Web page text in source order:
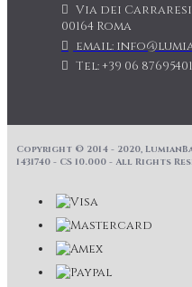
Via dei Carraresi,
00164 Roma
email:
Tel: +39 06 87695401
Copyright © 2014 - 2020,
1431740 - CS 10.000 - All Rights